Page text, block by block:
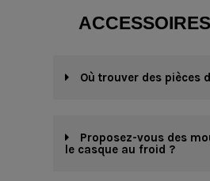
Où trouver des pièces
Proposez-vous des
le casque au froid ?